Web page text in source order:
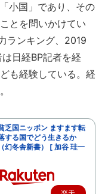
小国」であり、その
とを問いかけてい
ランキング、2019
日経BP記者を経
も経験している。経
乏国ニッポン ますます転
する国でどう生きるか
（幻冬舎新書） [ 加谷 珪一